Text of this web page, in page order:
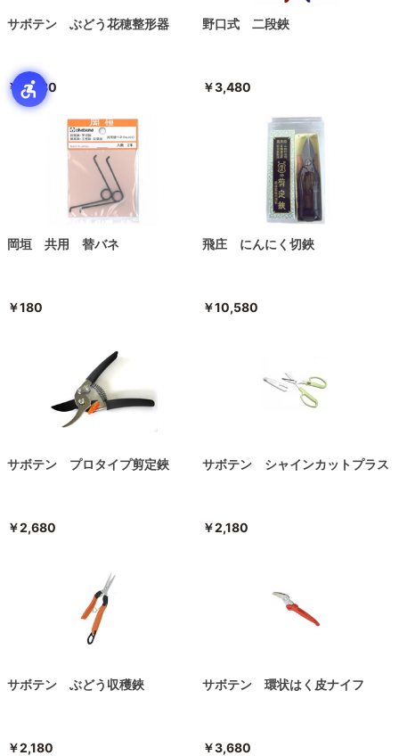
サボテン ぶどう花穂整形器
￥5,080
野口式 二段鋏
￥3,480
岡垣 共用 替バネ
￥180
飛庄 にんにく切鋏
￥10,580
サボテン プロタイプ剪定鋏
￥2,680
サボテン シャインカットプラス
￥2,180
サボテン ぶどう収穫鋏
￥2,180
サボテン 環状はく皮ナイフ
￥3,680